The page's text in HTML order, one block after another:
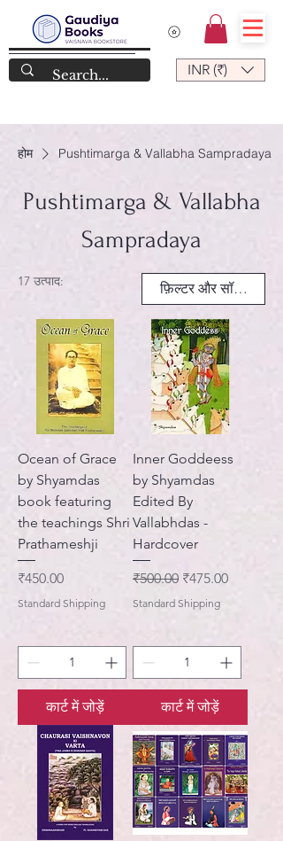
INR (₹)
होम Pushtimarga & Vallabha Sampradaya
Pushtimarga & Vallabha
Sampradaya
17 उत्पाद: फ़िल्टर और सॉर्ट करें
Ocean of Grace
by Shyamdas
book featuring
the teachings Shri
Prathameshji
मूल्य
₹450.00
Standard Shipping
कार्ट में जोड़ें
Inner Goddeess
by Shyamdas
Edited By
Vallabhdas -
Hardcover
नियमित मूल्य
₹500.00 बिक्री मूल्य
₹475.00
Standard Shipping
कार्ट में जोड़ें